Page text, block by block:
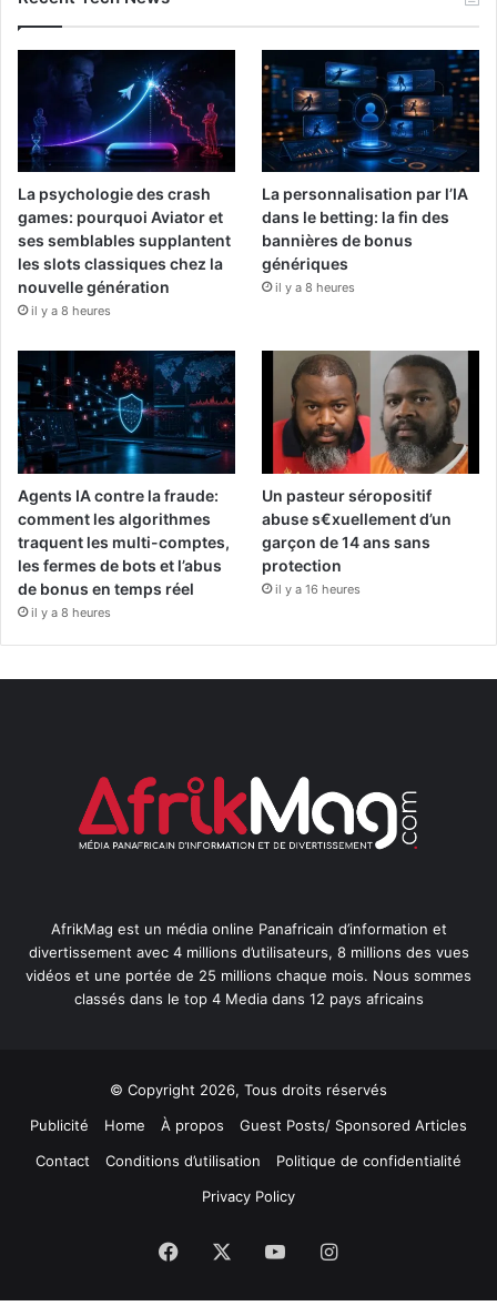
La psychologie des crash
games: pourquoi Aviator et
ses semblables supplantent
les slots classiques chez la
nouvelle génération
il y a 8 heures
La personnalisation par l’IA
dans le betting: la fin des
bannières de bonus
génériques
il y a 8 heures
Agents IA contre la fraude:
comment les algorithmes
traquent les multi-comptes,
les fermes de bots et l’abus
de bonus en temps réel
il y a 8 heures
Un pasteur séropositif
abuse s€xuellement d’un
garçon de 14 ans sans
protection
il y a 16 heures
AfrikMag est un média online Panafricain d’information et
divertissement avec 4 millions d’utilisateurs, 8 millions des vues
vidéos et une portée de 25 millions chaque mois. Nous sommes
classés dans le top 4 Media dans 12 pays africains
© Copyright 2026, Tous droits réservés
Publicité
Home À propos
Guest Posts/ Sponsored Articles
Contact
Conditions d’utilisation
Politique de confidentialité
Privacy Policy
Facebook YouTubeInstagram